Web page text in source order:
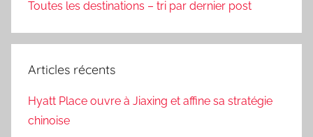
Toutes les destinations – tri par dernier post
Articles récents
Hyatt Place ouvre à Jiaxing et affine sa stratégie
chinoise